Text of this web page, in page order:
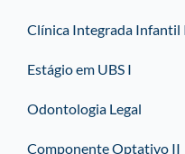
Clínica Integrada Infantil
Estágio em UBS I
Odontologia Legal
Componente Optativo II